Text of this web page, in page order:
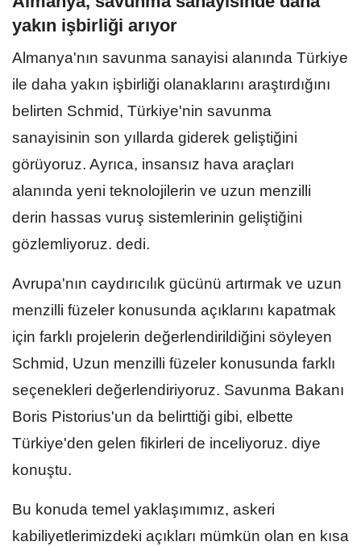
yakın işbirliği arıyor
Almanya'nın savunma sanayisi alanında Türkiye
ile daha yakın işbirliği olanaklarını araştırdığını
belirten Schmid, Türkiye'nin savunma
sanayisinin son yıllarda giderek geliştiğini
görüyoruz. Ayrıca, insansız hava araçları
alanında yeni teknolojilerin ve uzun menzilli
derin hassas vuruş sistemlerinin geliştiğini
gözlemliyoruz. dedi.
Avrupa'nın caydırıcılık gücünü artırmak ve uzun
menzilli füzeler konusunda açıklarını kapatmak
için farklı projelerin değerlendirildiğini söyleyen
Schmid, Uzun menzilli füzeler konusunda farklı
seçenekleri değerlendiriyoruz. Savunma Bakanı
Boris Pistorius'un da belirttiği gibi, elbette
Türkiye'den gelen fikirleri de inceliyoruz. diye
konuştu.
Bu konuda temel yaklaşımımız, askeri
kabiliyetlerimizdeki açıkları mümkün olan en kısa